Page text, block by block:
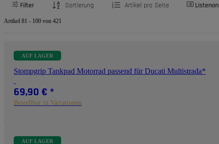
Filter Sortierung Artikel pro Seite
Artikel 81 - 100 von 421
AUF LAGER
Stompgrip Tankpad Motorrad passend für Ducati Multistrada*
69,90 € *
Bestellbar in Variationen
AUF LAGER